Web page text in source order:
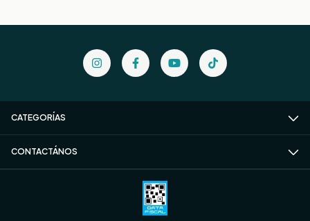
CATEGORÍAS
CONTACTÁNOS